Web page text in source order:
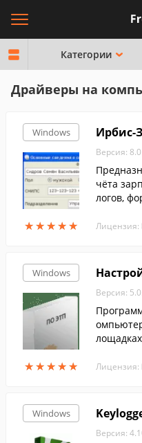
Категории
Драйверы на
Windows
★★★★★
★★★★★
Ирбис-
Версия:
чёта
логов,
им
Лицензия:
Windows
★★★★★
★★★★★
Версия:
и
Лицензия:
Windows
Версия: